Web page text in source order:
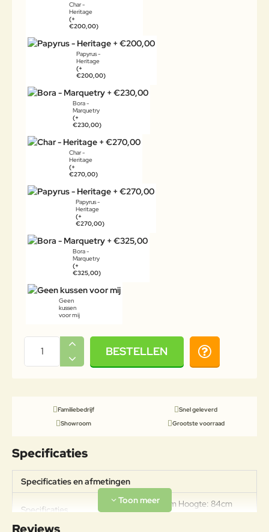
Char -
Heritage
(+
€200,00)
Papyrus -
Heritage
(+
€200,00)
Bora -
Marquetry
(+
€230,00)
Char -
Heritage
(+
€270,00)
Papyrus -
Heritage
(+
€270,00)
Bora -
Marquetry
(+
€325,00)
Geen
kussen
voor mij
BESTELLEN
Familiebedrijf
Snel geleverd
Showroom
Grootste voorraad
Specificaties
Specificaties en afmetingen
Specificaties
Breedte: 129cm Hoogte: 84cm